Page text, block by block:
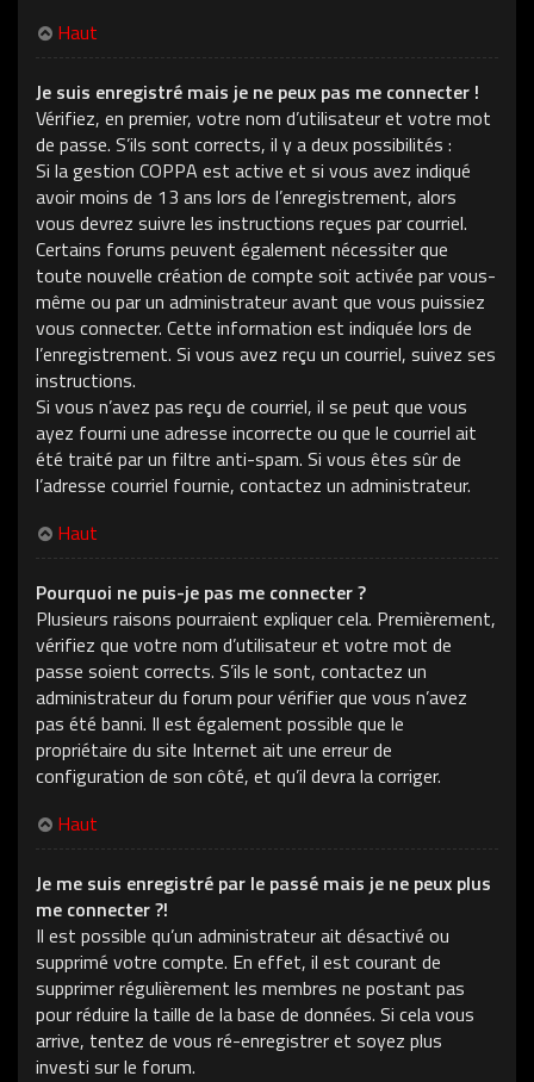
Haut
Je suis enregistré mais je ne peux pas me connecter !
Vérifiez, en premier, votre nom d’utilisateur et votre mot
de passe. S’ils sont corrects, il y a deux possibilités :
Si la gestion COPPA est active et si vous avez indiqué
avoir moins de 13 ans lors de l’enregistrement, alors
vous devrez suivre les instructions reçues par courriel.
Certains forums peuvent également nécessiter que
toute nouvelle création de compte soit activée par vous-
même ou par un administrateur avant que vous puissiez
vous connecter. Cette information est indiquée lors de
l’enregistrement. Si vous avez reçu un courriel, suivez ses
instructions.
Si vous n’avez pas reçu de courriel, il se peut que vous
ayez fourni une adresse incorrecte ou que le courriel ait
été traité par un filtre anti-spam. Si vous êtes sûr de
l’adresse courriel fournie, contactez un administrateur.
Haut
Pourquoi ne puis-je pas me connecter ?
Plusieurs raisons pourraient expliquer cela. Premièrement,
vérifiez que votre nom d’utilisateur et votre mot de
passe soient corrects. S’ils le sont, contactez un
administrateur du forum pour vérifier que vous n’avez
pas été banni. Il est également possible que le
propriétaire du site Internet ait une erreur de
configuration de son côté, et qu’il devra la corriger.
Haut
Je me suis enregistré par le passé mais je ne peux plus
me connecter ?!
Il est possible qu’un administrateur ait désactivé ou
supprimé votre compte. En effet, il est courant de
supprimer régulièrement les membres ne postant pas
pour réduire la taille de la base de données. Si cela vous
arrive, tentez de vous ré-enregistrer et soyez plus
investi sur le forum.